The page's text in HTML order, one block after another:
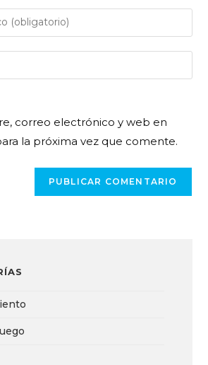
correo electrónico y web en
la próxima vez que comente.